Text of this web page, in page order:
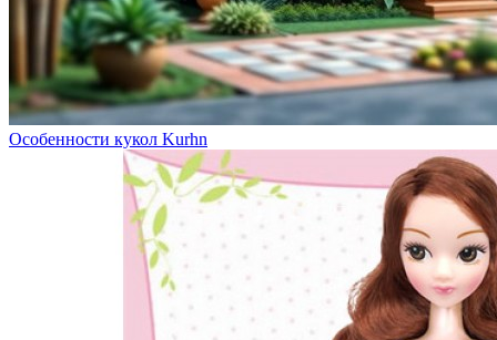
Особенности кукол Kurhn